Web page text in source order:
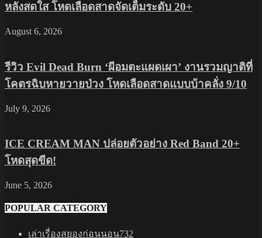
หลังสดใส โหดเลือดสาดจัดเต็มระดับ 20+
August 6, 2026
รีวิว Evil Dead Burn ‘ผีอมตะแผดเผา’ งานรวมญาติที่
โคตรฉิบหายวายป่วง โหดเลือดสาดแบบบ้าคลั่ง 9/10
July 9, 2026
ICE CREAM MAN ปล่อยตัวอย่าง Red Band 20+
โหดสุดขีด!
June 5, 2026
POPULAR CATEGORY
เล่าเรื่องสยองก่อนนอน732